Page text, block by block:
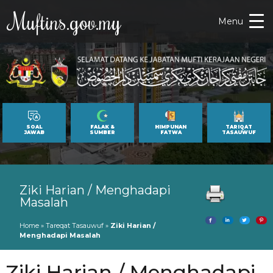
Muftins.gov.my Menu
SOAL
JAWAB
FALAK &
SUMBER
HIMPUNAN
FATWA
TARIQAT
TASAUWUF
Ziki Harian / Menghadapi
Masalah
Home » Tareqat Tasauwuf » Ziki Harian /
Menghadapi Masalah